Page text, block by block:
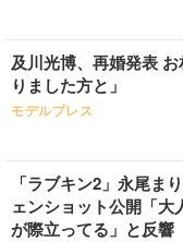
及川光博、再婚発表
りました方と」
モデルプレス
「ラブキン2」永尾ま
ェンショット公開「大
が際立ってる」と反響